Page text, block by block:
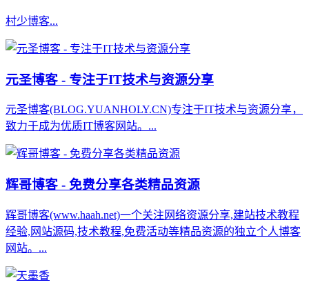
村少博客...
元圣博客 - 专注于IT技术与资源分享
元圣博客(BLOG.YUANHOLY.CN)专注于IT技术与资源分享，
致力于成为优质IT博客网站。...
辉哥博客 - 免费分享各类精品资源
辉哥博客(www.haah.net)一个关注网络资源分享,建站技术教程
经验,网站源码,技术教程,免费活动等精品资源的独立个人博客
网站。...